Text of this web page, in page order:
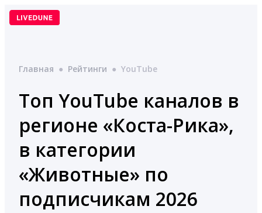
Перейти
Главная ● Рейтинги ● YouTube
Топ YouTube каналов в
регионе «Коста-Рика»,
в категории
«Животные» по
подписчикам 2026